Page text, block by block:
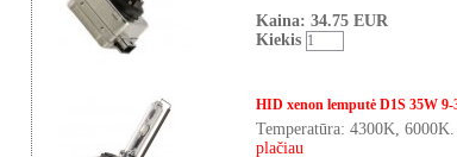
Kaina: 34.75 EUR
Kiekis
HID xenon lemputė D1S 35W 9-
Temperatūra: 4300K, 6000K.
plačiau